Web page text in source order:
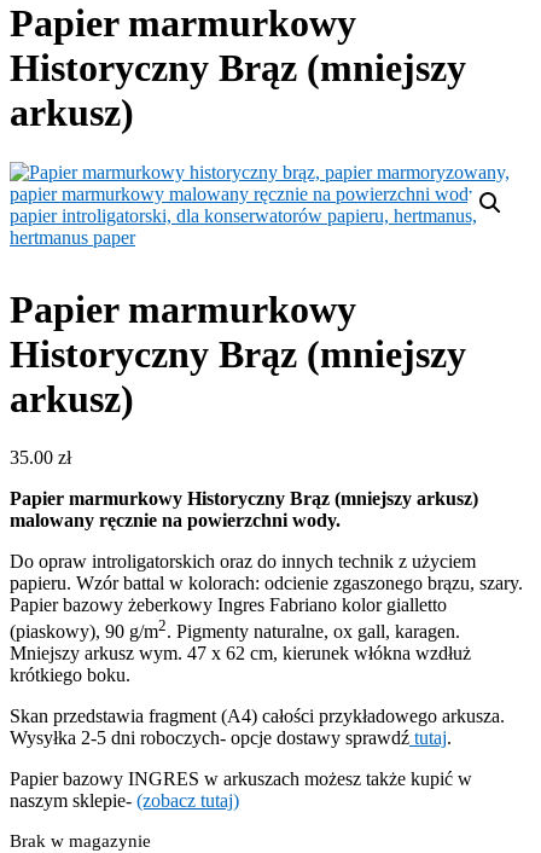
Papier marmurkowy
Historyczny Brąz (mniejszy
arkusz)
Papier marmurkowy
Historyczny Brąz (mniejszy
arkusz)
35.00 zł
Papier marmurkowy Historyczny Brąz (mniejszy arkusz)
malowany ręcznie na powierzchni wody.
Do opraw introligatorskich oraz do innych technik z użyciem
papieru. Wzór battal w kolorach: odcienie zgaszonego brązu, szary.
Papier bazowy żeberkowy Ingres Fabriano kolor gialletto
(piaskowy), 90 g/m2. Pigmenty naturalne, ox gall, karagen.
Mniejszy arkusz wym. 47 x 62 cm, kierunek włókna wzdłuż
krótkiego boku.
Skan przedstawia fragment (A4) całości przykładowego arkusza.
Wysyłka 2-5 dni roboczych- opcje dostawy sprawdź tutaj.
Papier bazowy INGRES w arkuszach możesz także kupić w
naszym sklepie- (zobacz tutaj)
Brak w magazynie